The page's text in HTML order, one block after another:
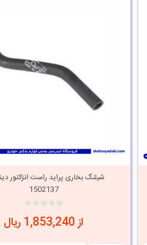
شیلنگ بخاری پراید راست انژکتور
1502137
از 1,853,240 ریال